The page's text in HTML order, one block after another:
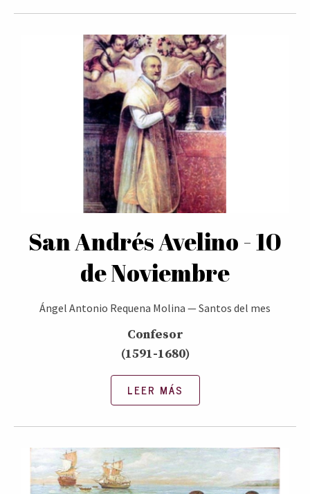
San Andrés Avelino - 10
de Noviembre
Ángel Antonio Requena Molina —Santos del mes
Confesor
(1591-1680)
LEER MÁS